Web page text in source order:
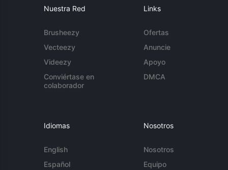
Nuestra Red
Brusheezy
Vecteezy
Videezy
Conviértase en
colaborador
Links
Ofertas
Anuncie
Apoyo
DMCA
Idiomas
English
Español
Nosotros
Nosotros
Equipo